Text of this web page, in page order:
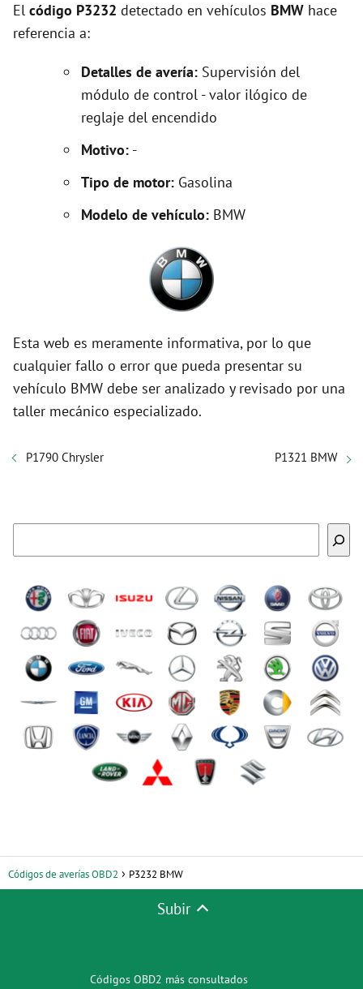
El código P3232 detectado en vehículos BMW hace
referencia a:
Detalles de avería: Supervisión del
módulo de control - valor ilógico de
reglaje del encendido
Motivo: -
Tipo de motor: Gasolina
Modelo de vehículo: BMW
Esta web es meramente informativa, por lo que
cualquier fallo o error que pueda presentar su
vehículo BMW debe ser analizado y revisado por una
taller mecánico especializado.
P1790 Chrysler P1321 BMW
Códigos de averías OBD2 P3232 BMW
Subir
Códigos OBD2 más consultados